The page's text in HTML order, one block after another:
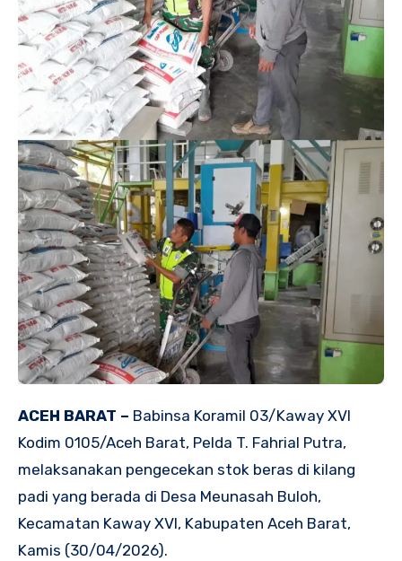
ACEH BARAT – Babinsa Koramil 03/Kaway XVI
Kodim 0105/Aceh Barat, Pelda T. Fahrial Putra,
melaksanakan pengecekan stok beras di kilang
padi yang berada di Desa Meunasah Buloh,
Kecamatan Kaway XVI, Kabupaten Aceh Barat,
Kamis (30/04/2026).